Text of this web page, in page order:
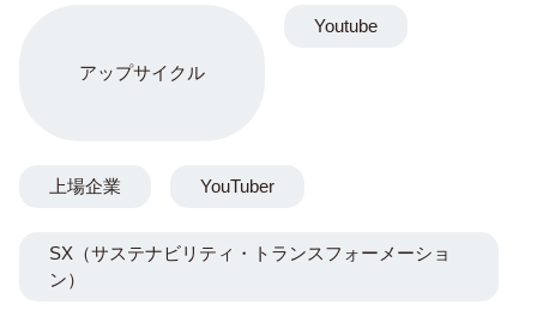
アップサイクル
Youtube
上場企業 YouTuber
SX（サステナビリティ・トランスフォーメーショ
ン）